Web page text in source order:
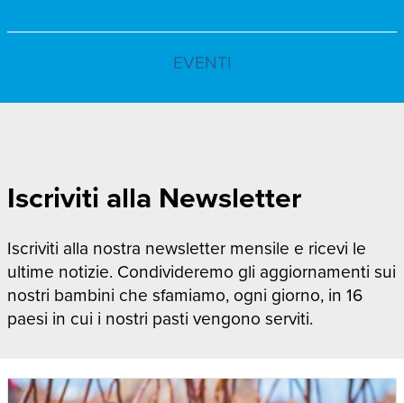
EVENTI
Iscriviti alla Newsletter
Iscriviti alla nostra newsletter mensile e ricevi le
ultime notizie. Condivideremo gli aggiornamenti sui
nostri bambini che sfamiamo, ogni giorno, in 16
paesi in cui i nostri pasti vengono serviti.